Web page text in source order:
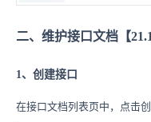
二、维护接口文档【
1、创建接口
在接口文档列表页中，点击